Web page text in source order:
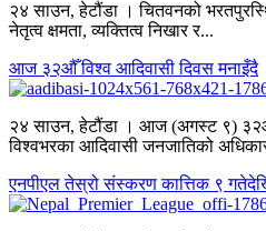
२४ साउन, हेटौंडा । चितवनको
नेतृत्व क्षमता, व्यक्तित्व निखार र...
आज ३२औँ विश्व आदिवासी दिवस मनाइँदै
२४ साउन, हेटौंडा । आज (अगस्ट ९)
विश्वभरका आदिवासी जनजातिको
एनपीएल तेस्रो संस्करण कात्तिक ९